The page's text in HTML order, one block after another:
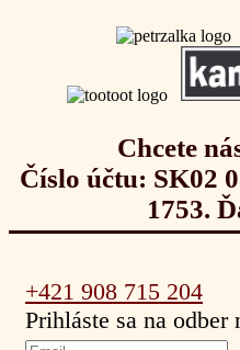
Chcete
Číslo účtu: SK02
1753.
+421 908 715 204
Prihláste sa na odber